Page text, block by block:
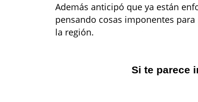
Además anticipó que ya están
pensando cosas imponentes
la región.
Si te parece